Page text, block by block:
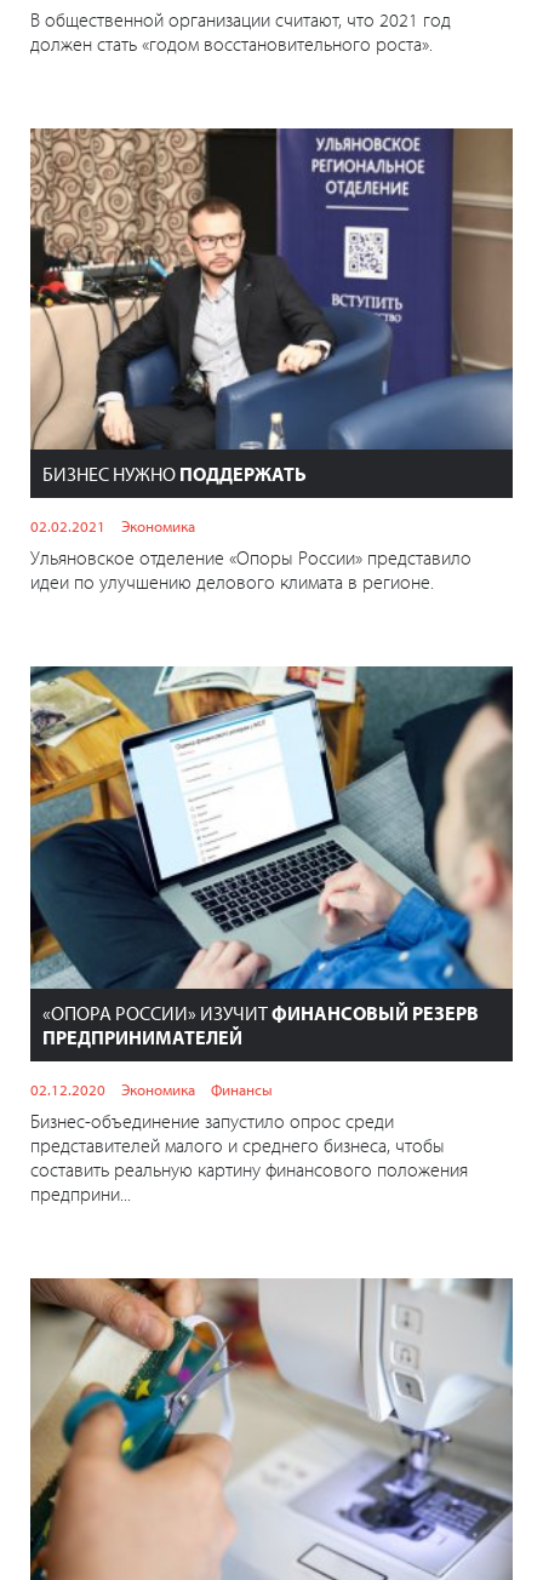
В общественной организации считают, что 2021 год
должен стать «годом восстановительного роста».
БИЗНЕС НУЖНО ПОДДЕРЖАТЬ
02.02.2021 Экономика
Ульяновское отделение «Опоры России» представило
идеи по улучшению делового климата в регионе.
«ОПОРА РОССИИ» ИЗУЧИТФИНАНСОВЫЙ РЕЗЕРВ
ПРЕДПРИНИМАТЕЛЕЙ
02.12.2020 Экономика Финансы
Бизнес-объединение запустило опрос среди
представителей малого и среднего бизнеса, чтобы
составить реальную картину финансового положения
предприни...